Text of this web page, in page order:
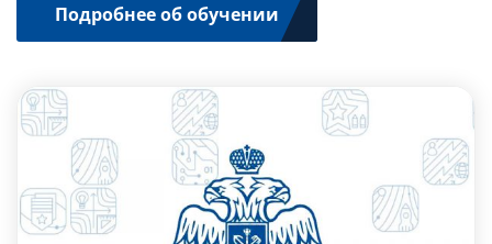
Подробнее об обучении